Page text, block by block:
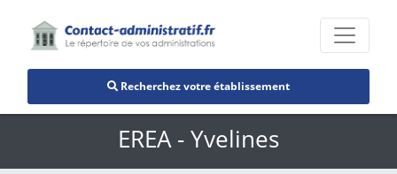
Recherchez votre établissement
EREA - Yvelines